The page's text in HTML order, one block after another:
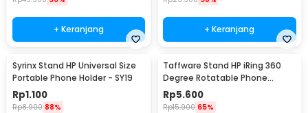
+ Keranjang + Keranjang
Syrinx Stand HP Universal Size
Portable Phone Holder - SY19
Rp1.100
Rp8.900 88%
Taffware Stand HP iRing 360
Degree Rotatable Phone
Holder - R20
Rp5.600
Rp15.900 65%